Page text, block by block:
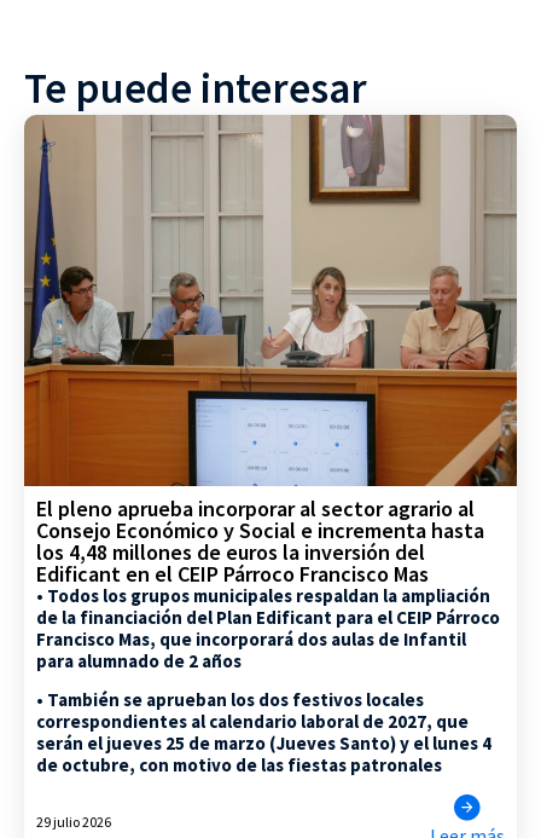
Te puede interesar
El pleno aprueba incorporar al sector agrario al
Consejo Económico y Social e incrementa hasta
los 4,48 millones de euros la inversión del
Edificant en el CEIP Párroco Francisco Mas
• Todos los grupos municipales respaldan la ampliación
de la financiación del Plan Edificant para el CEIP Párroco
Francisco Mas, que incorporará dos aulas de Infantil
para alumnado de 2 años
• También se aprueban los dos festivos locales
correspondientes al calendario laboral de 2027, que
serán el jueves 25 de marzo (Jueves Santo) y el lunes 4
de octubre, con motivo de las fiestas patronales
29 julio 2026